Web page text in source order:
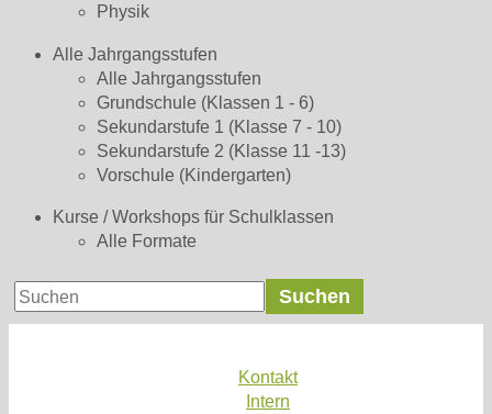
Physik
Alle Jahrgangsstufen
Alle Jahrgangsstufen
Grundschule (Klassen 1 - 6)
Sekundarstufe 1 (Klasse 7 - 10)
Sekundarstufe 2 (Klasse 11 -13)
Vorschule (Kindergarten)
Kurse / Workshops für Schulklassen
Alle Formate
Kontakt
Intern